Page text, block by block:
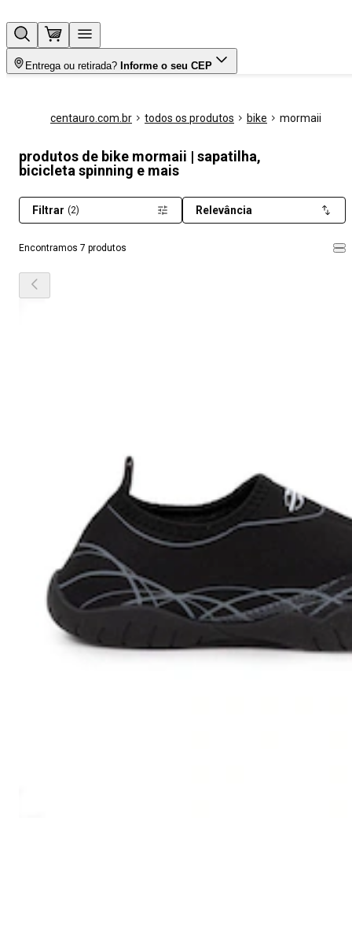
Entrega ou retirada? Informe o seu CEP
centauro.com.br todos os produtos bike mormaii
produtos de bike mormaii | sapatilha,
bicicleta spinning e mais
Encontramos 7 produtos
Filtrar (2) Relevância